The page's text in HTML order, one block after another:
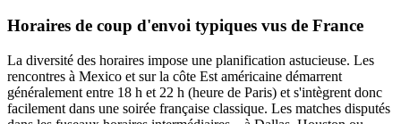
Horaires de coup d'envoi typiques vus de France
La diversité des horaires impose une planification astucieuse. Les
rencontres à Mexico et sur la côte Est américaine démarrent
généralement entre 18 h et 22 h (heure de Paris) et s'intègrent donc
facilement dans une soirée française classique. Les matches disputés